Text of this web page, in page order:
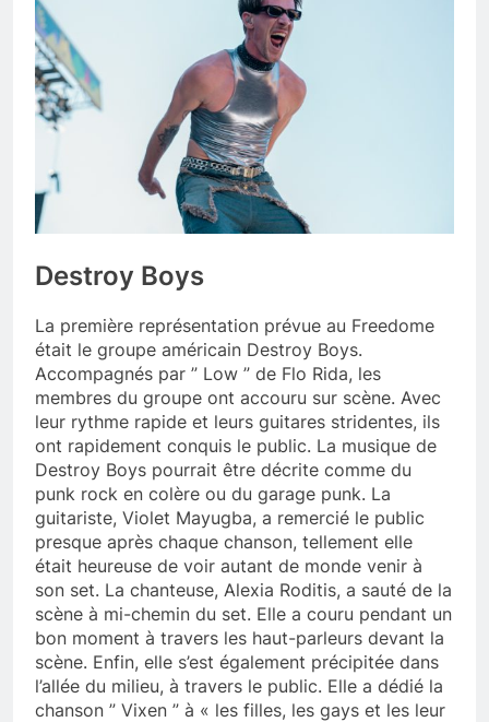
Destroy Boys
La première représentation prévue au Freedome
était le groupe américain Destroy Boys.
Accompagnés par ” Low ” de Flo Rida, les
membres du groupe ont accouru sur scène. Avec
leur rythme rapide et leurs guitares stridentes, ils
ont rapidement conquis le public. La musique de
Destroy Boys pourrait être décrite comme du
punk rock en colère ou du garage punk. La
guitariste, Violet Mayugba, a remercié le public
presque après chaque chanson, tellement elle
était heureuse de voir autant de monde venir à
son set. La chanteuse, Alexia Roditis, a sauté de la
scène à mi-chemin du set. Elle a couru pendant un
bon moment à travers les haut-parleurs devant la
scène. Enfin, elle s’est également précipitée dans
l’allée du milieu, à travers le public. Elle a dédié la
chanson ” Vixen ” à « les filles, les gays et les leur